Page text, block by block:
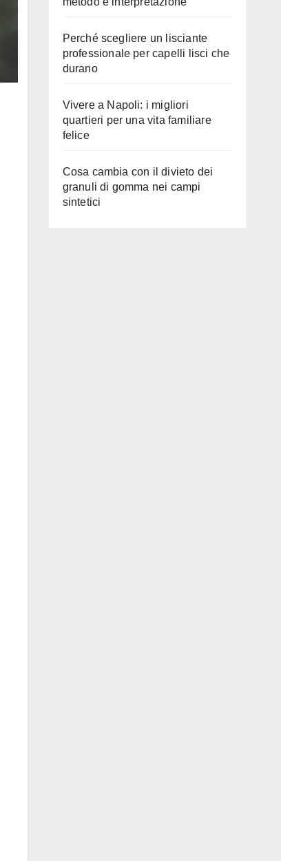
Perché scegliere un lisciante
professionale per capelli lisci che
durano
Vivere a Napoli: i migliori
quartieri per una vita familiare
felice
Cosa cambia con il divieto dei
granuli di gomma nei campi
sintetici